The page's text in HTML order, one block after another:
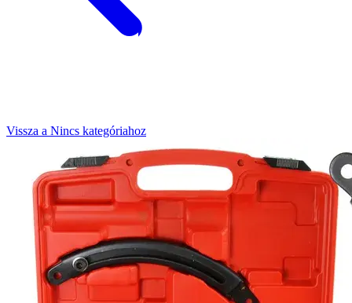
Vissza a Nincs kategóriahoz